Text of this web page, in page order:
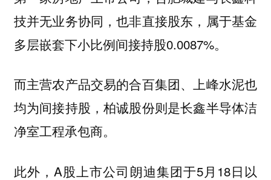
技并无业务协同，也非直接股东，属于基金
多层嵌套下小比例间接持股0.0087%。
而主营农产品交易的合百集团、上峰水泥也
均为间接持股，柏诚股份则是长鑫半导体洁
净室工程承包商。
此外，A股上市公司朗迪集团于5月18日以